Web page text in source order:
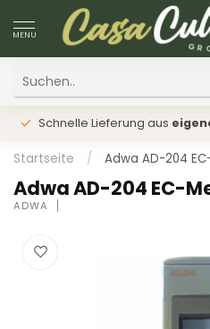
MENU
Schnelle Lieferung aus
Startseite / Adwa AD-204
Adwa AD-204 EC-
ADWA